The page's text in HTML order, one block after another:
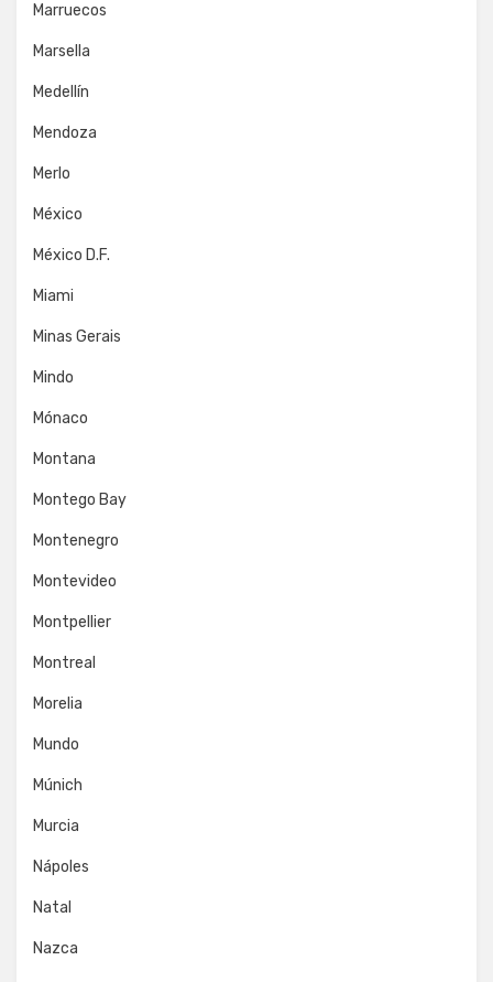
Marruecos
Marsella
Medellín
Mendoza
Merlo
México
México D.F.
Miami
Minas Gerais
Mindo
Mónaco
Montana
Montego Bay
Montenegro
Montevideo
Montpellier
Montreal
Morelia
Mundo
Múnich
Murcia
Nápoles
Natal
Nazca